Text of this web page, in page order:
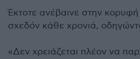
Έκτοτε ανέβαινε στην
σχεδόν κάθε χρονιά,
«Δεν χρειάζεται πλέον να